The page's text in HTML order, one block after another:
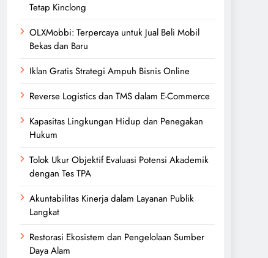
Tetap Kinclong
OLXMobbi: Terpercaya untuk Jual Beli Mobil
Bekas dan Baru
Iklan Gratis Strategi Ampuh Bisnis Online
Reverse Logistics dan TMS dalam E-Commerce
Kapasitas Lingkungan Hidup dan Penegakan
Hukum
Tolok Ukur Objektif Evaluasi Potensi Akademik
dengan Tes TPA
Akuntabilitas Kinerja dalam Layanan Publik
Langkat
Restorasi Ekosistem dan Pengelolaan Sumber
Daya Alam